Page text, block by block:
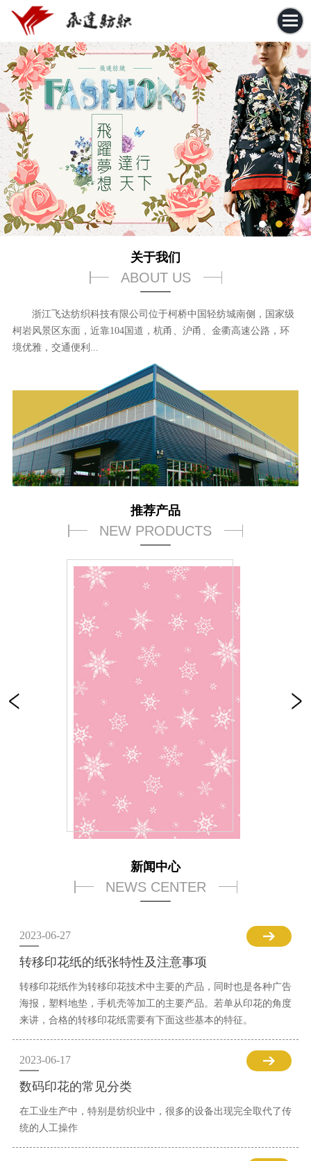
关于我们
ABOUT US
浙江飞达纺织科技有限公司位于柯桥中国轻纺城南侧，国家级
柯岩风景区东面，近靠104国道，杭甬、沪甬、金衢高速公路，环
境优雅，交通便利...
推荐产品
NEW PRODUCTS
新闻中心
NEWS CENTER
2023-06-27
转移印花纸的纸张特性及注意事项
转移印花纸作为转移印花技术中主要的产品，同时也是各种广告
海报，塑料地垫，手机壳等加工的主要产品。若单从印花的角度
来讲，合格的转移印花纸需要有下面这些基本的特征。
2023-06-17
数码印花的常见分类
在工业生产中，特别是纺织业中，很多的设备出现完全取代了传
统的人工操作